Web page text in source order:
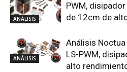
ANÁLISIS
PWM,
de 12cm de
ANÁLISIS
Análisis Noctua
LS-PWM,
alto